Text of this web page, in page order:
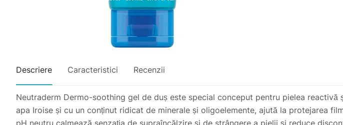
Descriere Caracteristici Recenzii
Neutraderm Dermo-soothing gel de duș este special conceput pentru pielea
apa Iroise și cu un conținut ridicat de minerale și oligoelemente, ajută la protejarea
pH neutru calmează senzația de supraîncălzire și de strângere a pielii și reduce